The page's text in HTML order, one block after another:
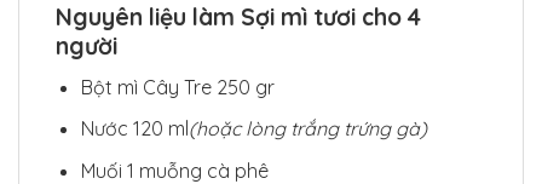
Nguyên liệu làm Sợi mì tươi cho 4
người
Bột mì Cây Tre 250 gr
Nước 120 ml(hoặc lòng trắng trứng gà)
Muối 1 muỗng cà phê